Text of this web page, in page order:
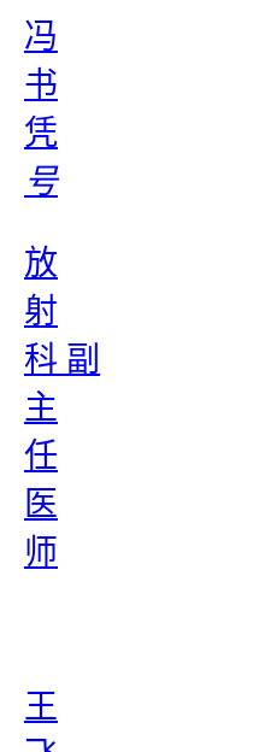
冯
书
凭
号
放
射
科 副
主
任
医
师
王